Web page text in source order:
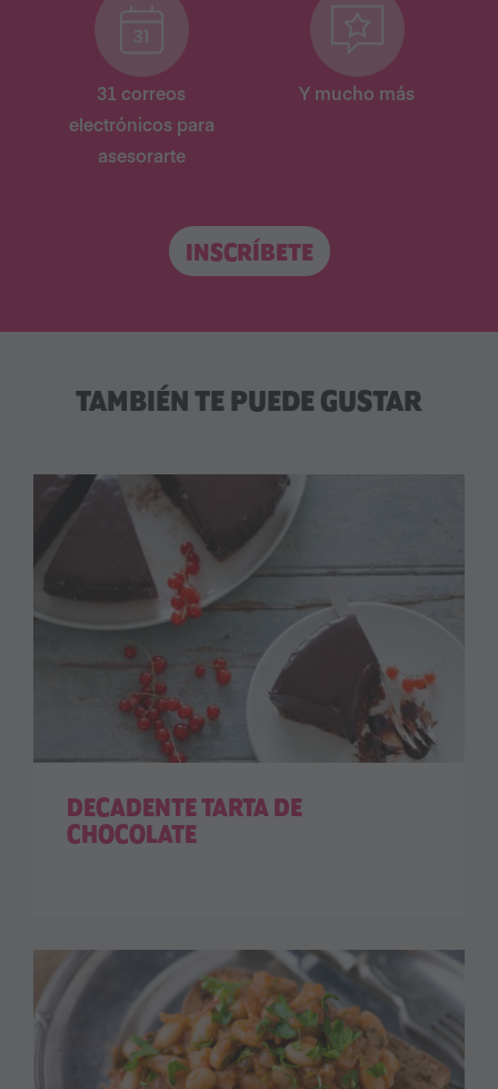
31 correos
electrónicos para
asesorarte
Y mucho más
INSCRÍBETE
TAMBIÉN TE PUEDE GUSTAR
DECADENTE TARTA DE
CHOCOLATE